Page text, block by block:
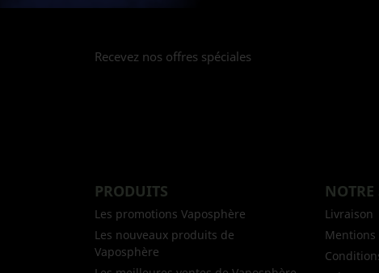
Recevez nos offres spéciales
PRODUITS
Les promotions Vaposphère
Les nouveaux produits de
Vaposphère
NOTRE
Livraison
Mentions